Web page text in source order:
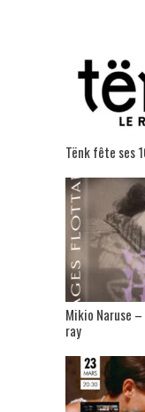
Tënk fête ses
Mikio Naruse
ray